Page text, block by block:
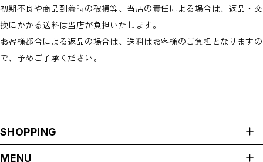
初期不良や商品到着時の破損等、当店の責任による場合は、返品・交
換にかかる送料は当店が負担いたします。
お客様都合による返品の場合は、送料はお客様のご負担となりますの
で、予めご了承ください。
SHOPPING
MENU